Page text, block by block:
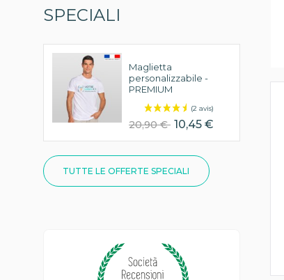
SPECIALI
Maglietta
personalizzabile -
PREMIUM
20,90 € 10,45 €
TUTTE LE OFFERTE SPECIALI